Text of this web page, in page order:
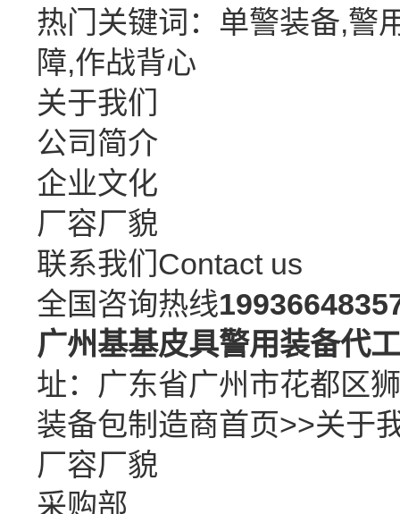
热门关键词：单警装备,警
障,作战背心
关于我们
公司简介
企业文化
厂容厂貌
联系我们Contact us
全国咨询热线
广州基基皮具警用装备代
址：广东省广州市花都区
装备包制造商首页>>关于
厂容厂貌
采购部